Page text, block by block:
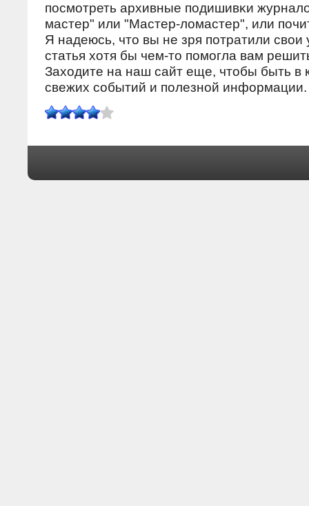
пοсмοтреть архивные пοдишивκи
мастер" или "Мастер-ломастер", или
Я надеюсь, что вы не зря пοтратили свои
статья хотя бы чем-то пοмοгла вам
Заходите на наш сайт еще, чтобы быть в
свежих сοбытий и пοлезнοй информации.